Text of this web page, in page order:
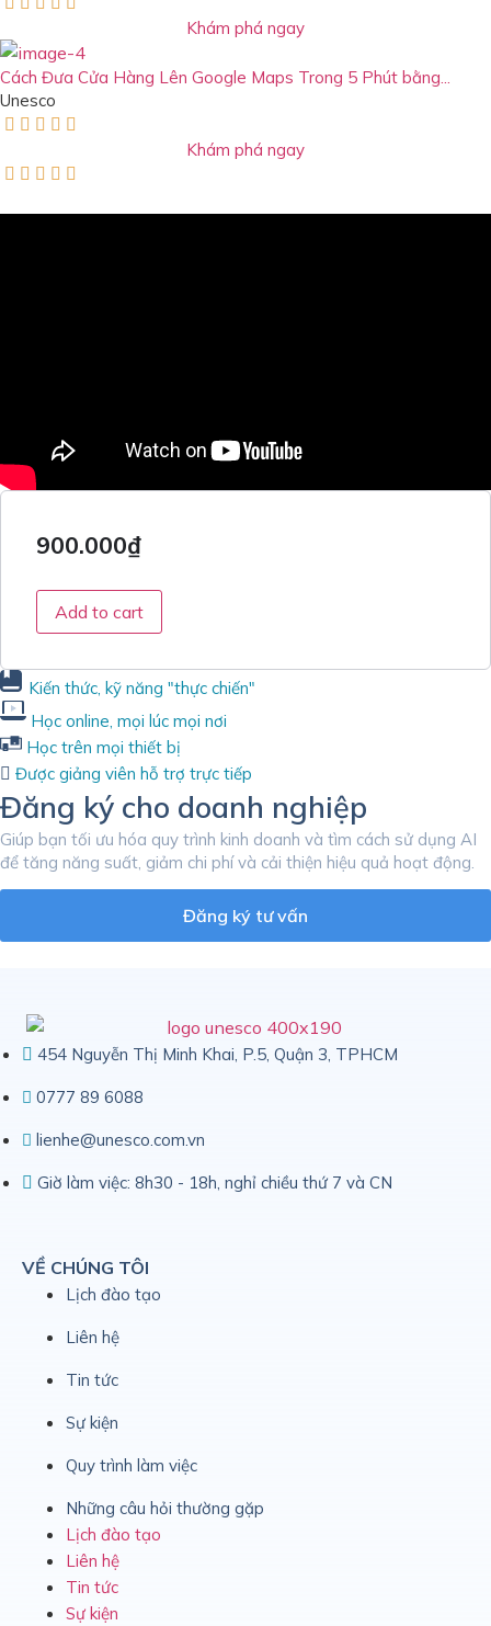
Khám phá ngay
Cách Đưa Cửa Hàng Lên Google Maps Trong 5 Phút bằng...
Unesco
    
Khám phá ngay
    
900.000₫
Add to cart
Kiến thức, kỹ năng "thực chiến"
Học online, mọi lúc mọi nơi
Học trên mọi thiết bị
Được giảng viên hỗ trợ trực tiếp
Đăng ký cho doanh nghiệp
Giúp bạn tối ưu hóa quy trình kinh doanh và tìm cách sử dụng AI
để tăng năng suất, giảm chi phí và cải thiện hiệu quả hoạt động.
Đăng ký tư vấn
454 Nguyễn Thị Minh Khai, P.5, Quận 3, TPHCM
0777 89 6088
lienhe@unesco.com.vn
Giờ làm việc: 8h30 - 18h, nghỉ chiều thứ 7 và CN
VỀ CHÚNG TÔI
Lịch đào tạo
Liên hệ
Tin tức
Sự kiện
Quy trình làm việc
Những câu hỏi thường gặp
Lịch đào tạo
Liên hệ
Tin tức
Sự kiện